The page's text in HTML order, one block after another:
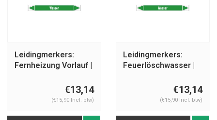
Leidingmerkers:
Fernheizung Vorlauf |
€13,14
(€15,90 Incl. btw)
Leidingmerkers:
Feuerlöschwasser |
€13,14
(€15,90 Incl. btw)